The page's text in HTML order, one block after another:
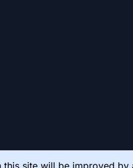
this site will be improved